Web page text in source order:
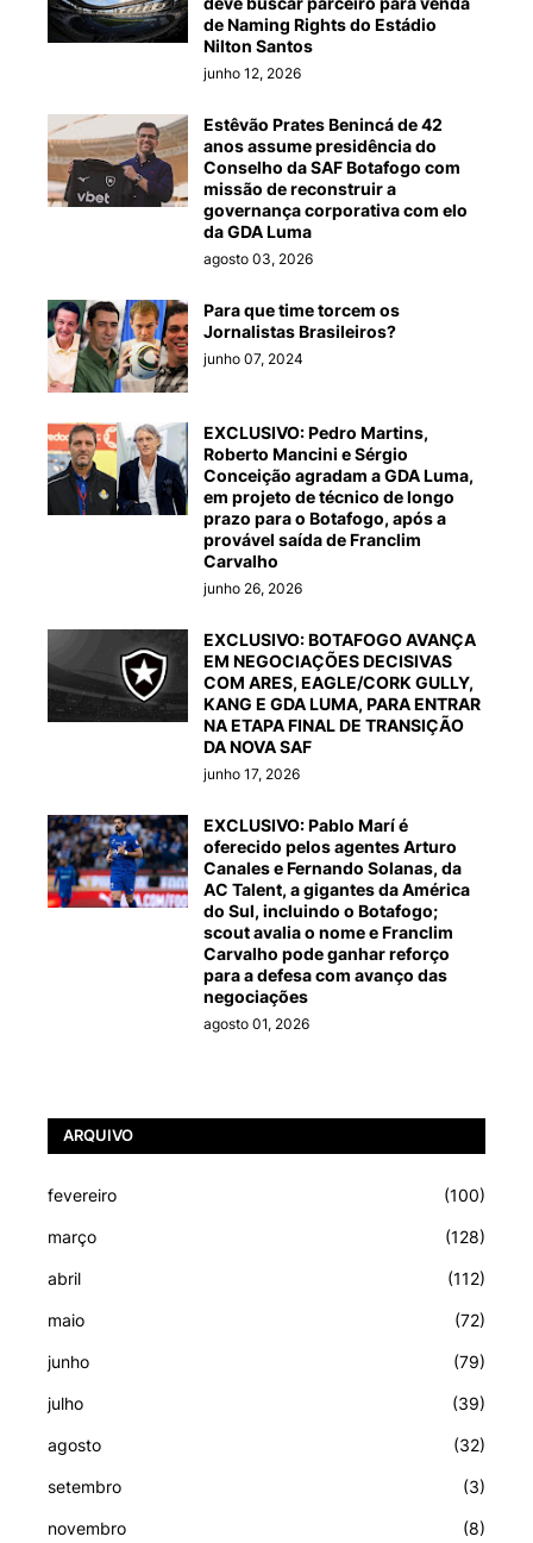
de Naming Rights do Estádio
Nilton Santos
junho 12, 2026
Estêvão Prates Benincá de 42
anos assume presidência do
Conselho da SAF Botafogo com
missão de reconstruir a
governança corporativa com elo
da GDA Luma
agosto 03, 2026
Para que time torcem os
Jornalistas Brasileiros?
junho 07, 2024
EXCLUSIVO: Pedro Martins,
Roberto Mancini e Sérgio
Conceição agradam a GDA Luma,
em projeto de técnico de longo
prazo para o Botafogo, após a
provável saída de Franclim
Carvalho
junho 26, 2026
EXCLUSIVO: BOTAFOGO AVANÇA
EM NEGOCIAÇÕES DECISIVAS
COM ARES, EAGLE/CORK GULLY,
KANG E GDA LUMA, PARA ENTRAR
NA ETAPA FINAL DE TRANSIÇÃO
DA NOVA SAF
junho 17, 2026
EXCLUSIVO: Pablo Marí é
oferecido pelos agentes Arturo
Canales e Fernando Solanas, da
AC Talent, a gigantes da América
do Sul, incluindo o Botafogo;
scout avalia o nome e Franclim
Carvalho pode ganhar reforço
para a defesa com avanço das
negociações
agosto 01, 2026
ARQUIVO
fevereiro (100)
março (128)
abril (112)
maio (72)
junho (79)
julho (39)
agosto (32)
setembro (3)
novembro (8)